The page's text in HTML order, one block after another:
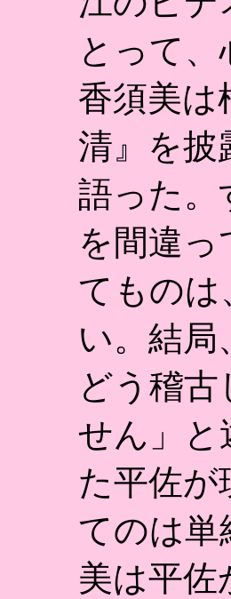
とって
香須美は
清』を披
語った。
を間違
てものは
い。結局
どう稽
せん」と
た平佐が
てのは単
美は平佐